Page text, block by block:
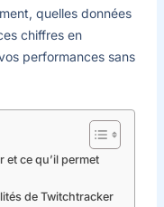
quelles données
chiffres en
performances sans
et ce qu’il permet
de Twitchtracker